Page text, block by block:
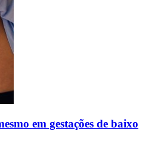
em gestações de baixo